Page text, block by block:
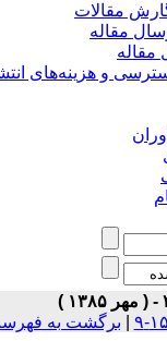
مقالات
مقاله
و هزینه‌های
| برگشت به